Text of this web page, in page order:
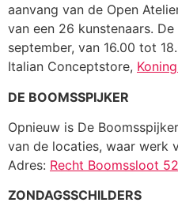
aanvang van de Open
van een 26 kunstenaars.
september, van 16.00 tot
Italian Conceptstore,
DE BOOMSSPIJKER
Opnieuw is De
van de locaties, waar werk
Adres: Recht Boomssloot 52
ZONDAGSSCHILDERS